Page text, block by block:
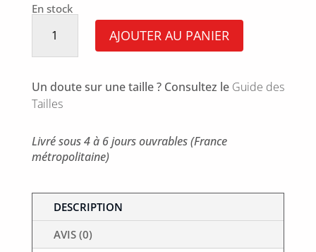
En stock
quantité
Polo AJOUTER AU PANIER
Un doute sur une taille ? Consultez le Guide des
Tailles
Livré sous 4 à 6 jours ouvrables (France
métropolitaine)
DESCRIPTION
AVIS (0)